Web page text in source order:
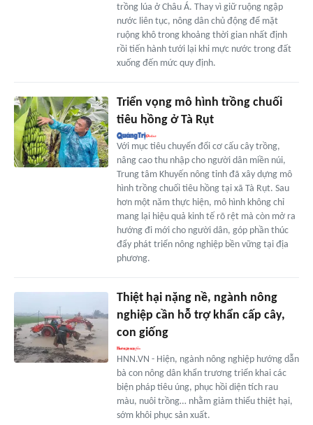
trồng lúa ở Châu Á. Thay vì giữ ruộng ngập
nước liên tục, nông dân chủ động để mặt
ruộng khô trong khoảng thời gian nhất định
rồi tiến hành tưới lại khi mực nước trong đất
xuống đến mức quy định.
Triển vọng mô hình trồng chuối
tiêu hồng ở Tà Rụt
Với mục tiêu chuyển đổi cơ cấu cây trồng,
nâng cao thu nhập cho người dân miền núi,
Trung tâm Khuyến nông tỉnh đã xây dựng mô
hình trồng chuối tiêu hồng tại xã Tà Rụt. Sau
hơn một năm thực hiện, mô hình không chỉ
mang lại hiệu quả kinh tế rõ rệt mà còn mở ra
hướng đi mới cho người dân, góp phần thúc
đẩy phát triển nông nghiệp bền vững tại địa
phương.
Thiệt hại nặng nề, ngành nông
nghiệp cần hỗ trợ khẩn cấp cây,
con giống
HNN.VN - Hiện, ngành nông nghiệp hướng dẫn
bà con nông dân khẩn trương triển khai các
biện pháp tiêu úng, phục hồi diện tích rau
màu, nuôi trồng… nhằm giảm thiểu thiệt hại,
sớm khôi phục sản xuất.